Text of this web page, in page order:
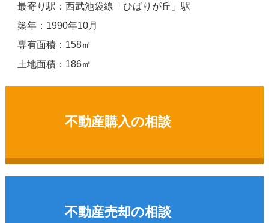
最寄り駅：西武池袋線「ひばりが丘」駅
築年：1990年10月
専有面積：158㎡
土地面積：186㎡
不動産購入の相談
不動産売却の相談